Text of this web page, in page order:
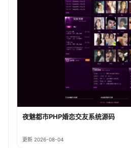
夜魅都市PHP婚恋交友系统源码
更新 2026-08-04